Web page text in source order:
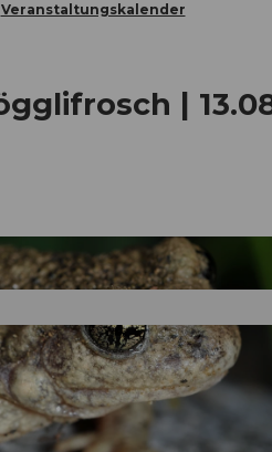
Veranstaltungskalender
|